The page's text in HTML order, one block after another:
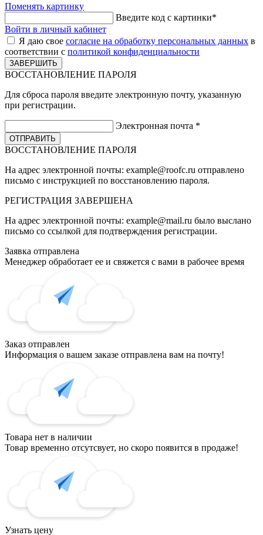
Поменять картинку
Введите код с картинки*
Войти в личный кабинет
Я даю свое согласие на обработку персональных данных в
соответствии с политикой конфиденциальности
ВОССТАНОВЛЕНИЕ ПАРОЛЯ
Для сброса пароля введите электронную почту, указанную
при регистрации.
Электронная почта *
ВОССТАНОВЛЕНИЕ ПАРОЛЯ
На адрес электронной почты: example@roofc.ru отправлено
письмо с инструкцией по восстановлению пароля.
РЕГИСТРАЦИЯ ЗАВЕРШЕНА
На адрес электронной почты: example@mail.ru было выслано
письмо со ссылкой для подтверждения регистрации.
Заявка отправлена
Менеджер обработает ее и свяжется с вами в рабочее время
Заказ отправлен
Информация о вашем заказе отправлена вам на почту!
Товара нет в наличии
Товар временно отсутсвует, но скоро появится в продаже!
Узнать цену